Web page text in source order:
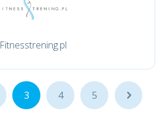
Fitnesstrening.pl
3 4 5 ...